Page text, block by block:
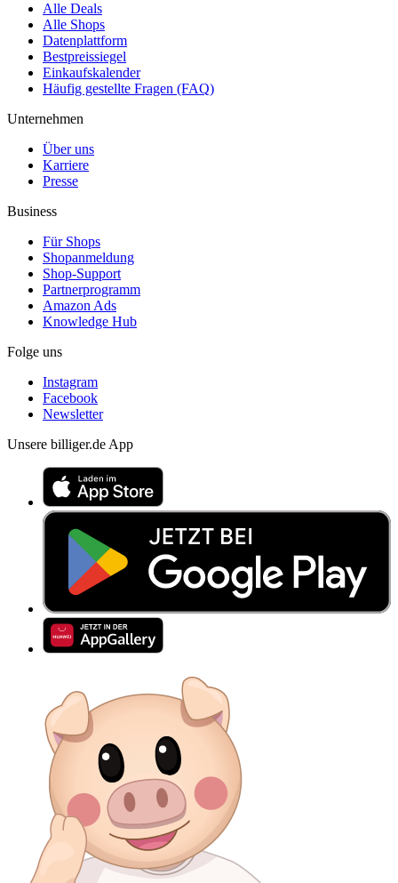
Alle Deals
Alle Shops
Datenplattform
Bestpreissiegel
Einkaufskalender
Häufig gestellte Fragen (FAQ)
Unternehmen
Über uns
Karriere
Presse
Business
Für Shops
Shopanmeldung
Shop-Support
Partnerprogramm
Amazon Ads
Knowledge Hub
Folge uns
Instagram
Facebook
Newsletter
Unsere billiger.de App